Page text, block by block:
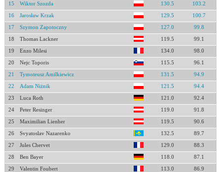
15 Wiktor Szozda 130.5 103.2
16 Jarosław Krzak 129.5 100.7
17 Szymon Zapotoczny 127.0 99.8
18 Thomas Lackner 119.5 99.1
19 Enzo Milesi 134.0 98.0
20 Nejc Toporis 115.5 96.1
21 Tymoteusz Amilkiewicz 131.5 94.9
22 Adam Niżnik 121.5 94.4
23 Luca Roth 121.0 92.4
24 Peter Resinger 119.0 91.8
25 Maximilian Lienher 119.5 90.6
26 Svyatoslav Nazarenko 132.5 89.7
27 Jules Chervet 129.0 88.3
28 Ben Bayer 118.0 87.1
29 Valentin Foubert 113.0 86.9